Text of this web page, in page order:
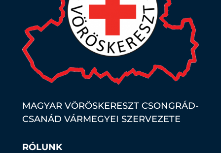
MAGYAR VÖRÖSKERESZT CSONGRÁD-
CSANÁD VÁRMEGYEI SZERVEZETE
RÓLUNK